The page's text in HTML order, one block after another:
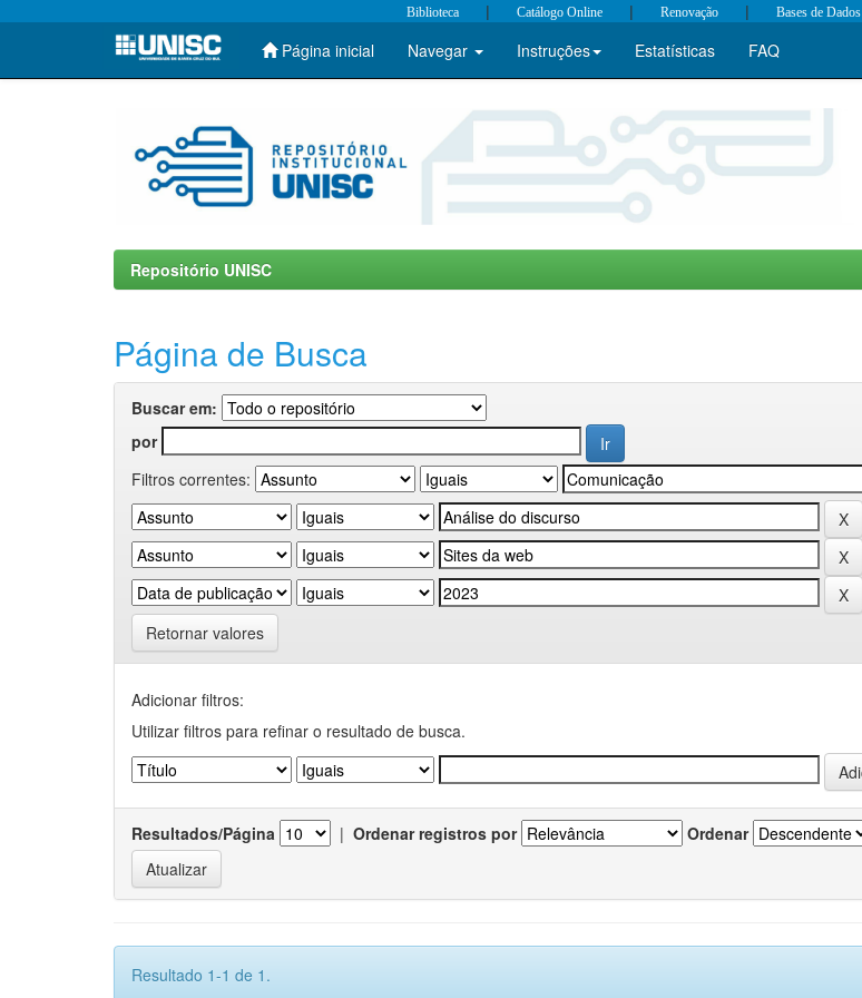
Skip
Biblioteca | Catálogo Online | Renovação | Bases de Dados
Página inicial Navegar Instruções Estatísticas FAQ
Repositório UNISC
Página de Busca
Buscar em:
por
Filtros correntes:
Retornar valores
Adicionar filtros:
Utilizar filtros para refinar o resultado de busca.
Resultados/Página | Ordenar registros por Ordenar
Resultado 1-1 de 1.